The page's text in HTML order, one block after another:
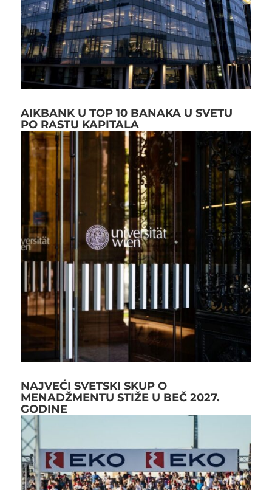
AIKBANK U TOP 10 BANAKA U SVETU
PO RASTU KAPITALA
NAJVEĆI SVETSKI SKUP O
MENADŽMENTU STIŽE U BEČ 2027.
GODINE